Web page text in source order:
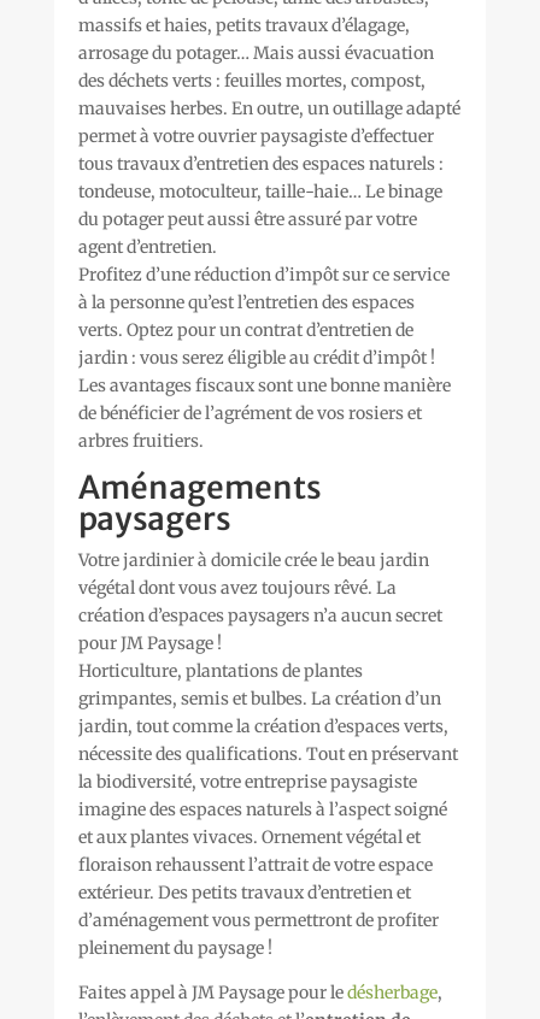
massifs et haies, petits travaux d’élagage,
arrosage du potager… Mais aussi évacuation
des déchets verts : feuilles mortes, compost,
mauvaises herbes. En outre, un outillage adapté
permet à votre ouvrier paysagiste d’effectuer
tous travaux d’entretien des espaces naturels :
tondeuse, motoculteur, taille-haie… Le binage
du potager peut aussi être assuré par votre
agent d’entretien.
Profitez d’une réduction d’impôt sur ce service
à la personne qu’est l’entretien des espaces
verts. Optez pour un contrat d’entretien de
jardin : vous serez éligible au crédit d’impôt !
Les avantages fiscaux sont une bonne manière
de bénéficier de l’agrément de vos rosiers et
arbres fruitiers.
Aménagements
paysagers
Votre jardinier à domicile crée le beau jardin
végétal dont vous avez toujours rêvé. La
création d’espaces paysagers n’a aucun secret
pour JM Paysage !
Horticulture, plantations de plantes
grimpantes, semis et bulbes. La création d’un
jardin, tout comme la création d’espaces verts,
nécessite des qualifications. Tout en préservant
la biodiversité, votre entreprise paysagiste
imagine des espaces naturels à l’aspect soigné
et aux plantes vivaces. Ornement végétal et
floraison rehaussent l’attrait de votre espace
extérieur. Des petits travaux d’entretien et
d’aménagement vous permettront de profiter
pleinement du paysage !
Faites appel à JM Paysage pour ledésherbage,